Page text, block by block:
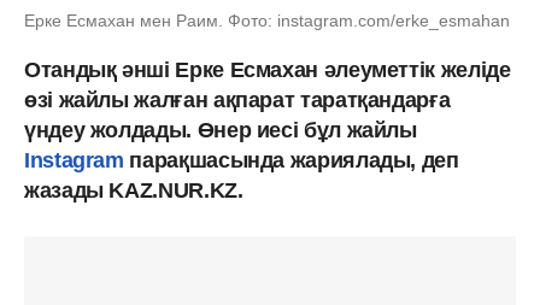
Ерке Есмахан мен Раим. Фото: instagram.com/erke_esmahan
Отандық әнші Ерке Есмахан әлеуметтік желіде
өзі жайлы жалған ақпарат таратқандарға
үндеу жолдады. Өнер иесі бұл жайлы
Instagram парақшасында жариялады, деп
жазады KAZ.NUR.KZ.